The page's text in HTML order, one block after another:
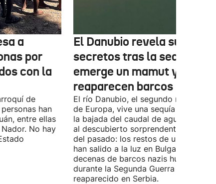
a
por
con la
de
han
entre ellas
No hay
El Danubio revela sus
secretos tras la sequía:
emerge un mamut y
reaparecen barcos nazis
El río Danubio, el segundo más largo
de Europa, vive una sequía histórica
la bajada del caudal de agua ha
al descubierto sorprendentes
del pasado: los restos de un mamut
han salido a la luz en Bulgaria y
decenas de barcos nazis hundidos
durante la Segunda Guerra Mundial
reaparecido en Serbia.